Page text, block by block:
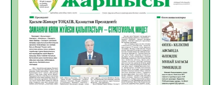
Инфекциялық ауруларға қарсы иммундау
жұмыстарының тиімділігі
06.08.2026
30
Көкжөтел ауруы туралы
06.08.2026
27
АПВ вакцинасы туралы мәлімет